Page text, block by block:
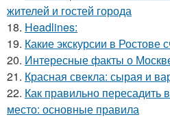
жителей и гостей города
18. Headlines:
19. Какие экскурсии в Ростове
20. Интересные факты о
21. Красная свекла: сырая и
22. Как правильно пересадить
место: основные правила